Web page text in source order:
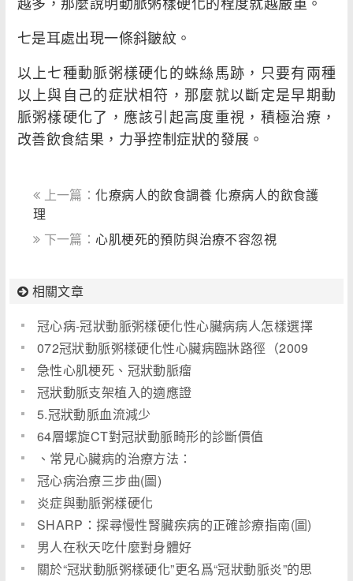
七是耳處出現一條斜皺紋。
以上七種動脈粥樣硬化的蛛絲馬跡，只要有兩種
以上與自己的症狀相符，那麼就以斷定是早期動
脈粥樣硬化了，應該引起高度重視，積極治療，
改善飲食結果，力爭控制症狀的發展。
上一篇：化療病人的飲食調養 化療病人的飲食護
理
下一篇： 心肌梗死的預防與治療不容忽視
相關文章
冠心病-冠狀動脈粥樣硬化性心臟病病人怎樣選擇
食物072冠狀動脈粥樣硬化性心臟病臨牀路徑（2009
版）急性心肌梗死、冠狀動脈瘤
冠狀動脈支架植入的適應證
5.冠狀動脈血流減少
64層螺旋CT對冠狀動脈畸形的診斷價值
、常見心臟病的治療方法：
冠心病治療三步曲(圖)
炎症與動脈粥樣硬化
SHARP：探尋慢性腎臟疾病的正確診療指南(圖)
男人在秋天吃什麼對身體好
關於“冠狀動脈粥樣硬化”更名爲“冠狀動脈炎”的思